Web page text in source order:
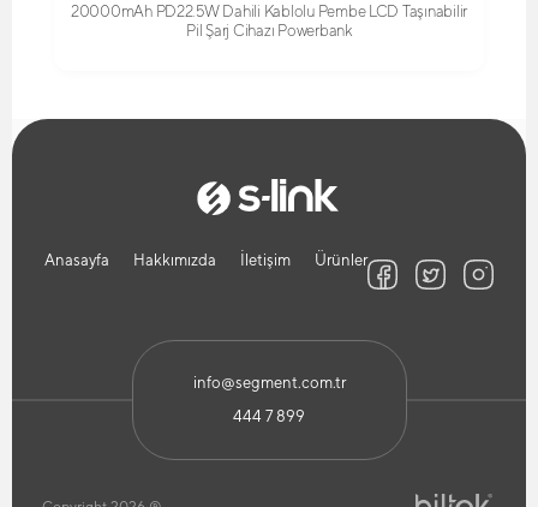
20000mAh PD22.5W Dahili Kablolu Pembe LCD Taşınabilir
Pil Şarj Cihazı Powerbank
Anasayfa Hakkımızda İletişim Ürünler
info@segment.com.tr
444 7 899